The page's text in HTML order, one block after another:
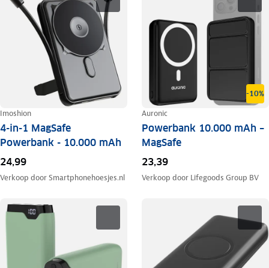
Imoshion
4-in-1 MagSafe
Powerbank - 10.000 mAh
24,99
Verkoop doorSmartphonehoesjes.nl
-10%
Auronic
Powerbank 10.000 mAh –
MagSafe
23,39
Verkoop door Lifegoods Group BV